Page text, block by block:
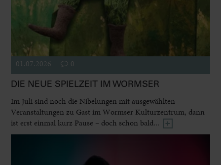
01.07.2026 0
DIE NEUE SPIELZEIT IM WORMSER
Im Juli sind noch die Nibelungen mit ausgewählten
Veranstaltungen zu Gast im Wormser Kulturzentrum, dann
ist erst einmal kurz Pause – doch schon bald...